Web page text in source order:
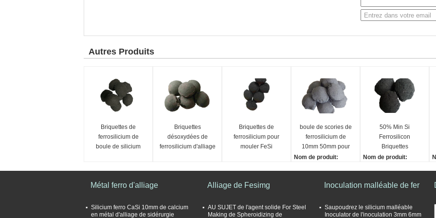
Autres Produits
Briquettes de
ferrosilicium de
boule de silicium
Briquettes
désoxydées de
ferrosilicium d'alliage
Briquettes de
ferrosilicium pour
mouler FeSi
boule de scories de
ferrosilicium de
10mm 50mm pour
l'acier de Deoxidizer
Nom de produit:
Composition chimiqu
Manganèse SI
50% Min Si
Ferrosilicon
Briquettes
Steelmaking et
Nom de produit:
Composition chimiqu
Manganèse, Fe
Taille:
Métal ferro d'alliage
Silicium ferro CaSi 10mm de calcium
en métal d'alliage de sidérurgie
Alliage de Fesimg
AU SUJET de l'agent solide For Steel
Making de Spheroidizing de
Inoculation malléable de fer
Saupoudrez le silicium malléable
Inoculator de l'inoculation 3mm 6mm